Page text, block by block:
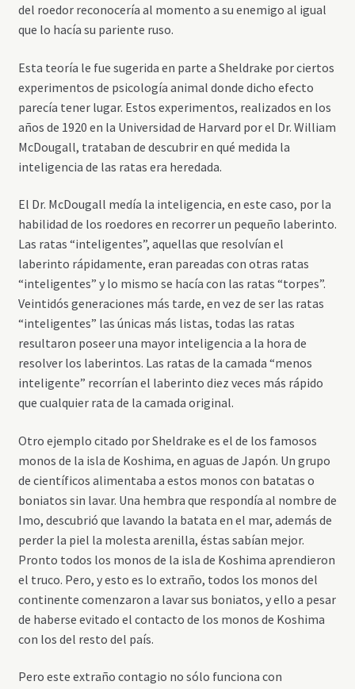
del roedor reconocería al momento a su enemigo al igual
que lo hacía su pariente ruso.
Esta teoría le fue sugerida en parte a Sheldrake por ciertos
experimentos de psicología animal donde dicho efecto
parecía tener lugar. Estos experimentos, realizados en los
años de 1920 en la Universidad de Harvard por el Dr. William
McDougall, trataban de descubrir en qué medida la
inteligencia de las ratas era heredada.
El Dr. McDougall medía la inteligencia, en este caso, por la
habilidad de los roedores en recorrer un pequeño laberinto.
Las ratas “inteligentes”, aquellas que resolvían el
laberinto rápidamente, eran pareadas con otras ratas
“inteligentes” y lo mismo se hacía con las ratas “torpes”.
Veintidós generaciones más tarde, en vez de ser las ratas
“inteligentes” las únicas más listas, todas las ratas
resultaron poseer una mayor inteligencia a la hora de
resolver los laberintos. Las ratas de la camada “menos
inteligente” recorrían el laberinto diez veces más rápido
que cualquier rata de la camada original.
Otro ejemplo citado por Sheldrake es el de los famosos
monos de la isla de Koshima, en aguas de Japón. Un grupo
de científicos alimentaba a estos monos con batatas o
boniatos sin lavar. Una hembra que respondía al nombre de
Imo, descubrió que lavando la batata en el mar, además de
perder la piel la molesta arenilla, éstas sabían mejor.
Pronto todos los monos de la isla de Koshima aprendieron
el truco. Pero, y esto es lo extraño, todos los monos del
continente comenzaron a lavar sus boniatos, y ello a pesar
de haberse evitado el contacto de los monos de Koshima
con los del resto del país.
Pero este extraño contagio no sólo funciona con